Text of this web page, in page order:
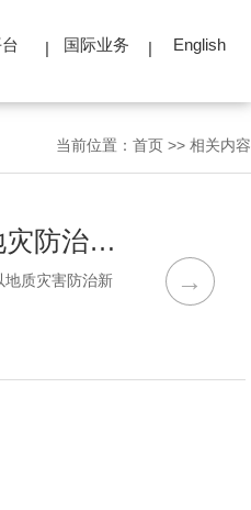
国际业务 English
当前位置： 首页 >> 相关内容
→
“地震频率谐振技术—地质灾害实时监测预警系统”亮相全国地灾防治新技术新方法新设备成果交流会
质灾害防治新